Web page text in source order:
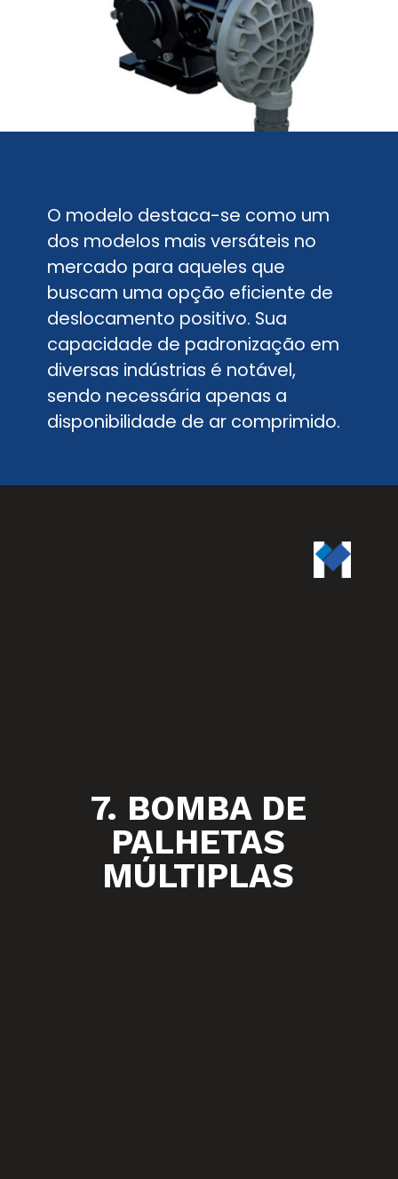
O modelo destaca-se como um
dos modelos mais versáteis no
mercado para aqueles que
buscam uma opção eficiente de
deslocamento positivo. Sua
capacidade de padronização em
diversas indústrias é notável,
sendo necessária apenas a
disponibilidade de ar comprimido.
7. BOMBA DE
PALHETAS
MÚLTIPLAS